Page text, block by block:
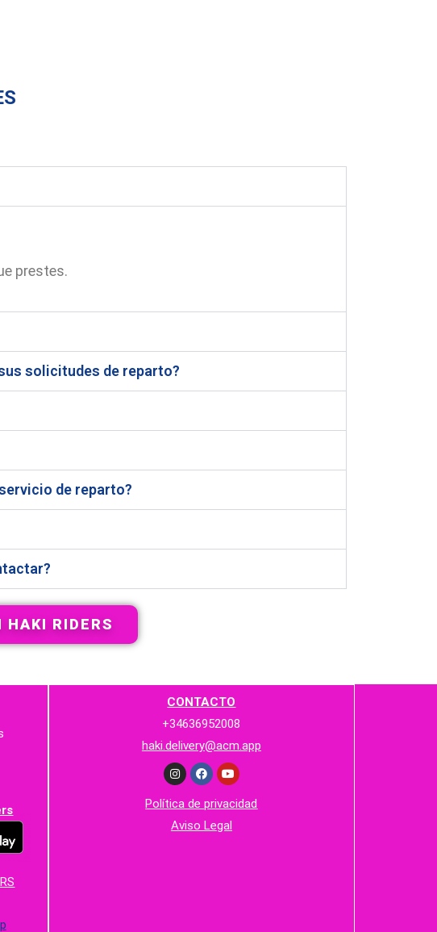
prestes.
solicitudes de reparto?
de reparto?
HAKI RIDERS
CONTACTO
+34636952008
haki.delivery@acm.app
Política de privacidad
Aviso Legal